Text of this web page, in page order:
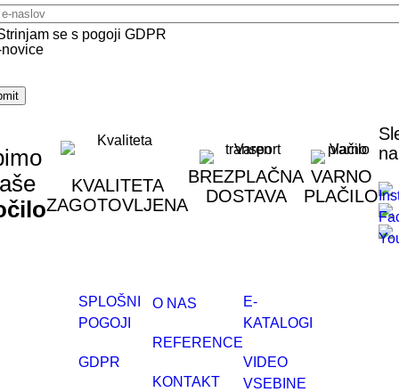
se s pogoji GDPR
KVALITETA
ZAGOTOVLJENA
BREZPLAČNA
DOSTAVA
VARNO
PLAČILO
SPLOŠNI
POGOJI
GDPR
O NAS
REFERENCE
KONTAKT
E-
KATALOGI
VIDEO
VSEBINE